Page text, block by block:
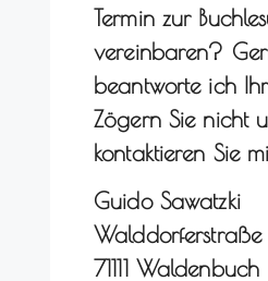
Termin zur
vereinbaren?
beantworte ich
Zögern Sie nicht
kontaktieren Sie
Guido Sawatzki
Walddorferstraße
71111 Waldenbuch